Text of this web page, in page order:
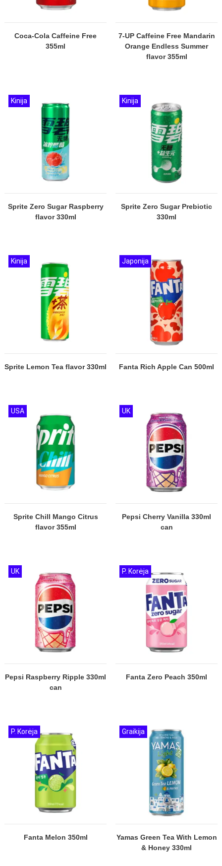
Coca-Cola Caffeine Free
355ml
7-UP Caffeine Free Mandarin
Orange Endless Summer
flavor 355ml
Sprite Zero Sugar Raspberry
flavor 330ml
Kinija
Sprite Zero Sugar Prebiotic
330ml
Kinija
Sprite Lemon Tea flavor 330ml
Kinija
Fanta Rich Apple Can 500ml
Japonija
Sprite Chill Mango Citrus
flavor 355ml
USA
Pepsi Cherry Vanilla 330ml
can
UK
Pepsi Raspberry Ripple 330ml
can
UK
Fanta Zero Peach 350ml
P. Korėja
Fanta Melon 350ml
P. Korėja
Yamas Green Tea With Lemon
& Honey 330ml
Graikija